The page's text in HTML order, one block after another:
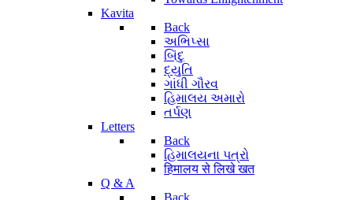
Kavita
Back
અભિપ્સા
બિંદુ
દ્યુતિ
ગાંધી ગૌરવ
હિમાલય અમારો
તર્પણ
Letters
Back
હિમાલયના પત્રો
हिमालय से लिखे खत
Q & A
Back